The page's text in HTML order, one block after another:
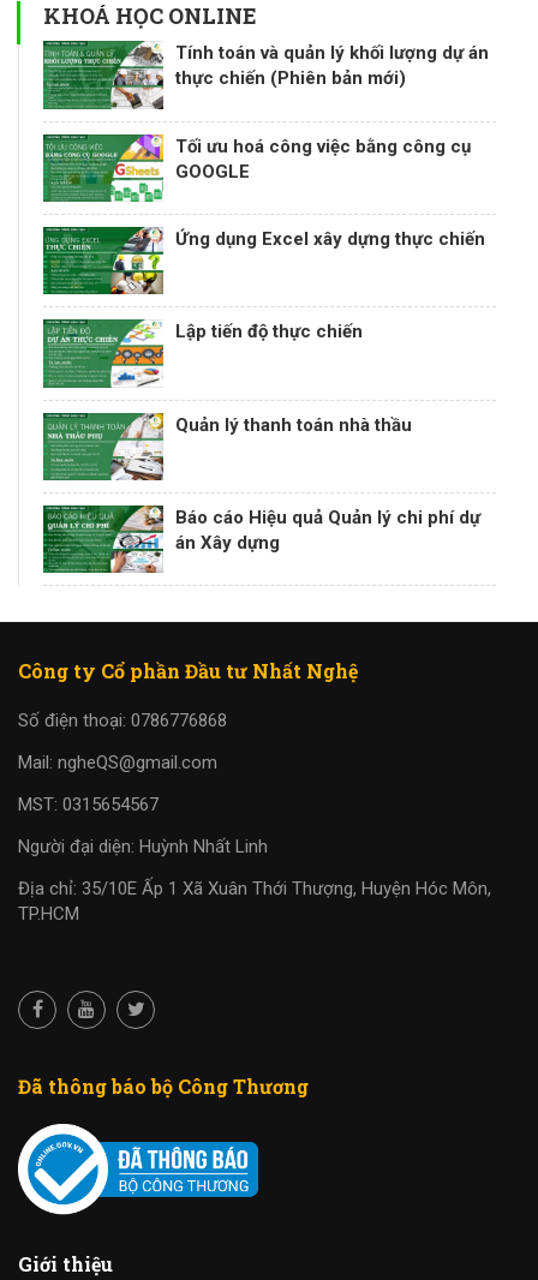
KHOÁ HỌC ONLINE
Tính toán và quản lý khối lượng dự án
thực chiến (Phiên bản mới)
Tối ưu hoá công việc bằng công cụ
GOOGLE
Ứng dụng Excel xây dựng thực chiến
Lập tiến độ thực chiến
Quản lý thanh toán nhà thầu
Báo cáo Hiệu quả Quản lý chi phí dự
án Xây dựng
Công ty Cổ phần Đầu tư Nhất Nghệ
Số điện thoại: 0786776868
Mail: ngheQS@gmail.com
MST: 0315654567
Người đại diện: Huỳnh Nhất Linh
Địa chỉ: 35/10E Ấp 1 Xã Xuân Thới Thượng, Huyện Hóc Môn,
TP.HCM
Đã thông báo bộ Công Thương
Giới thiệu